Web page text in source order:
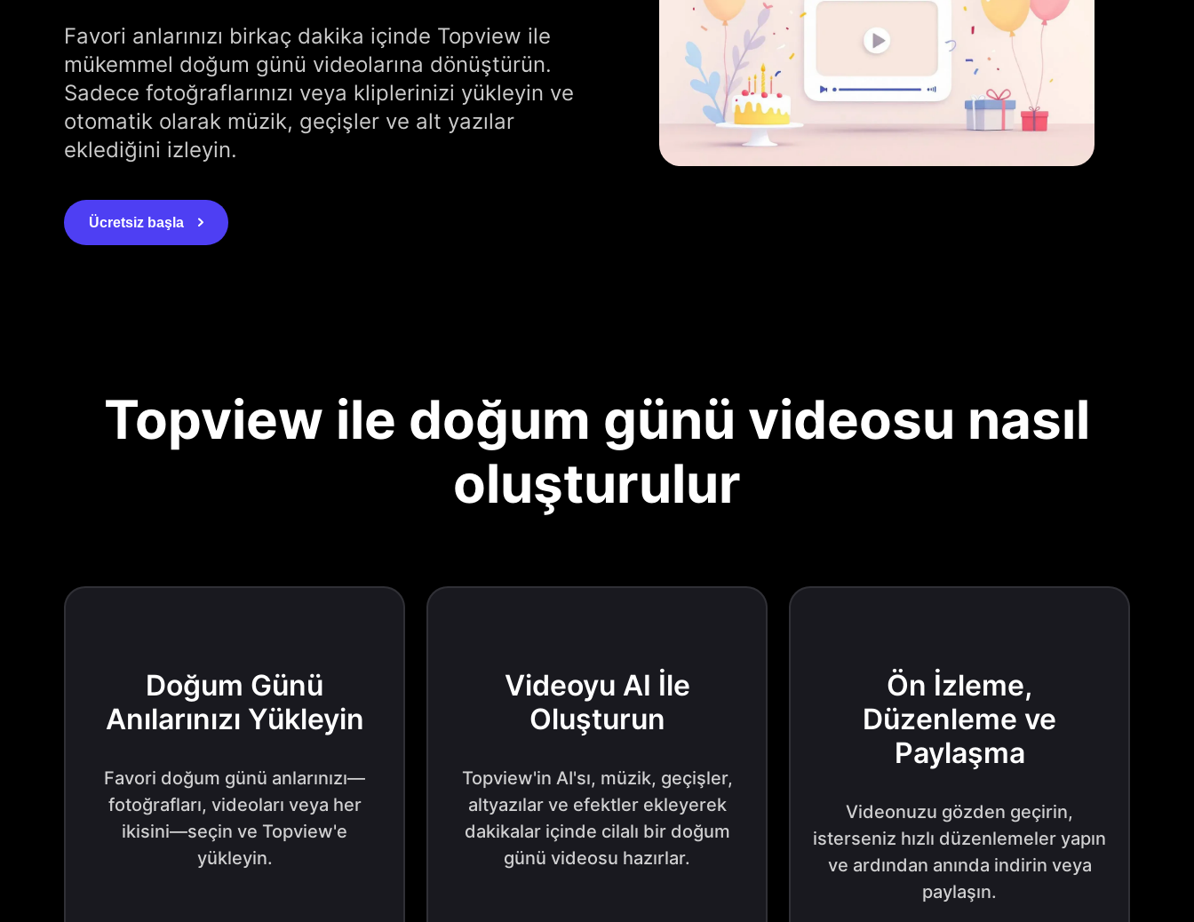
Favori anlarınızı birkaç dakika içinde Topview ile
mükemmel doğum günü videolarına dönüştürün.
Sadece fotoğraflarınızı veya kliplerinizi yükleyin ve
otomatik olarak müzik, geçişler ve alt yazılar
eklediğini izleyin.
Ücretsiz başla
Topview ile doğum günü videosu nasıl
oluşturulur
Doğum Günü
Anılarınızı Yükleyin
Favori doğum günü anlarınızı—
fotoğrafları, videoları veya her
ikisini—seçin ve Topview'e
yükleyin.
Videoyu AI İle
Oluşturun
Topview'in AI'sı, müzik, geçişler,
altyazılar ve efektler ekleyerek
dakikalar içinde cilalı bir doğum
günü videosu hazırlar.
Ön İzleme,
Düzenleme ve
Paylaşma
Videonuzu gözden geçirin,
isterseniz hızlı düzenlemeler yapın
ve ardından anında indirin veya
paylaşın.